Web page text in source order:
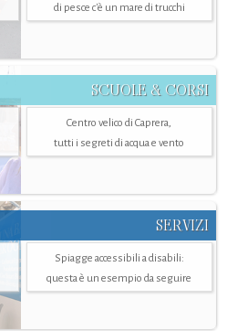
di pesce c'è un mare di trucchi
SCUOLE & CORSI
Centro velico di Caprera,
tutti i segreti di acqua e vento
SERVIZI
Spiagge accessibili a disabili:
questa è un esempio da seguire